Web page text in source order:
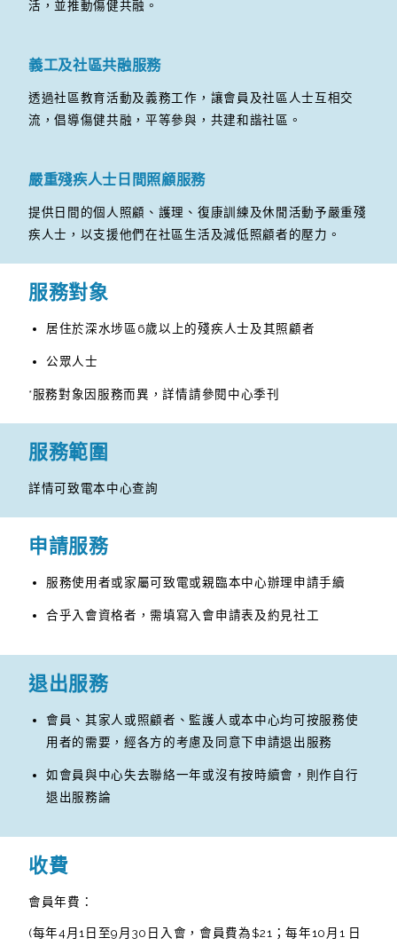
活，並推動傷健共融。
義工及社區共融服務
透過社區教育活動及義務工作，讓會員及社區人士互相交
流，倡導傷健共融，平等參與，共建和諧社區。
嚴重殘疾人士日間照顧服務
提供日間的個人照顧、護理、復康訓練及休閒活動予嚴重殘
疾人士，以支援他們在社區生活及減低照顧者的壓力。
服務對象
居住於深水埗區6歲以上的殘疾人士及其照顧者
公眾人士
*服務對象因服務而異，詳情請參閱中心季刊
服務範圍
詳情可致電本中心查詢
申請服務
服務使用者或家屬可致電或親臨本中心辦理申請手續
合乎入會資格者，需填寫入會申請表及約見社工
退出服務
會員、其家人或照顧者、監護人或本中心均可按服務使
用者的需要，經各方的考慮及同意下申請退出服務
如會員與中心失去聯絡一年或沒有按時續會，則作自行
退出服務論
收費
會員年費：
(每年4月1日至9月30日入會，會員費為$21；每年10月1 日